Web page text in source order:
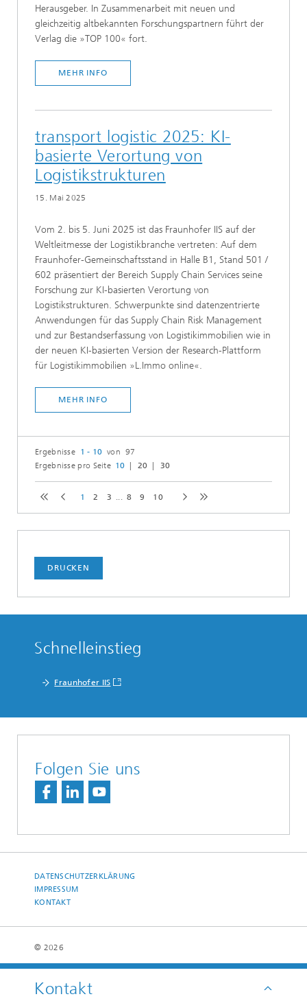
Herausgeber. In Zusammenarbeit mit neuen und
gleichzeitig altbekannten Forschungspartnern führt der
Verlag die »TOP 100« fort.
MEHR INFO
transport logistic 2025: KI-
basierte Verortung von
Logistikstrukturen
15. Mai 2025
Vom 2. bis 5. Juni 2025 ist das Fraunhofer IIS auf der
Weltleitmesse der Logistikbranche vertreten: Auf dem
Fraunhofer-Gemeinschaftsstand in Halle B1, Stand 501 /
602 präsentiert der Bereich Supply Chain Services seine
Forschung zur KI-basierten Verortung von
Logistikstrukturen. Schwerpunkte sind datenzentrierte
Anwendungen für das Supply Chain Risk Management
und zur Bestandserfassung von Logistikimmobilien wie in
der neuen KI-basierten Version der Research-Plattform
für Logistikimmobilien »L.Immo online«.
MEHR INFO
Ergebnisse 1 - 10 von 97
Ergebnisse pro Seite 10 20 30
1 2 3 ... 8 9 10
Kontakt
DRUCKEN
Schnelleinstieg
Fraunhofer IIS
Folgen Sie uns
DATENSCHUTZERKLÄRUNG
IMPRESSUM
KONTAKT
© 2026